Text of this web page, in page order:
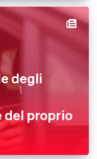
degli
del proprio